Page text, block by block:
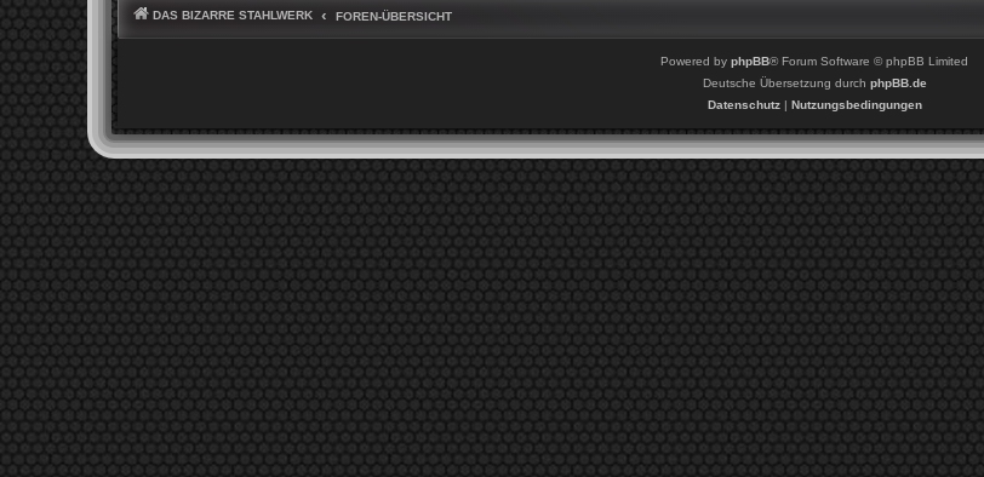
DAS BIZARRE STAHLWERK FOREN-ÜBERSICHT
Powered by phpBB® Forum Software © phpBB Limited
Deutsche Übersetzung durch phpBB.de
Datenschutz| Nutzungsbedingungen